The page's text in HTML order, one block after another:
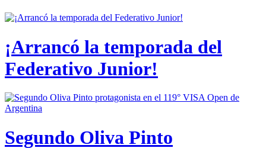
¡Arrancó la temporada del
Federativo Junior!
Segundo Oliva Pinto